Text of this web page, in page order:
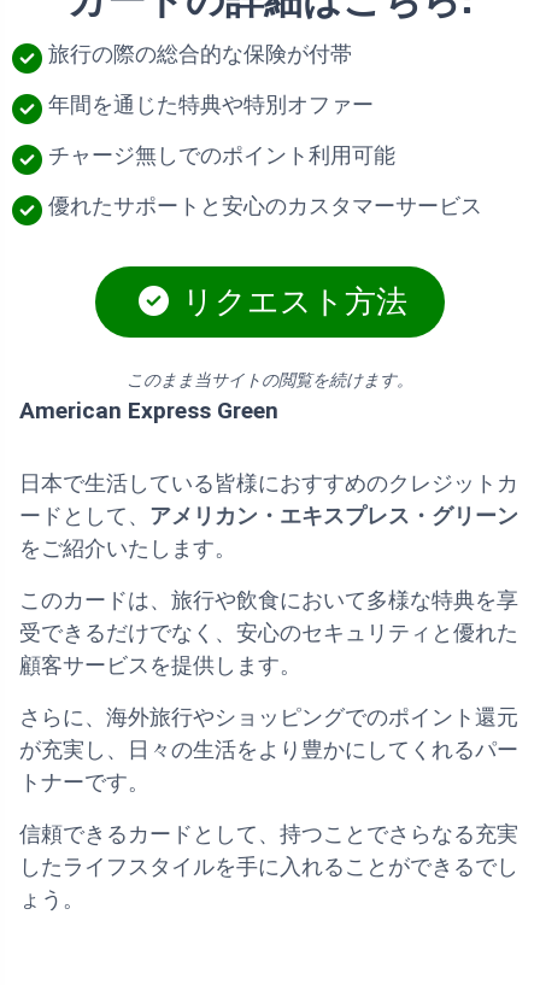
旅行の際の総合的な保険が付帯
年間を通じた特典や特別オファー
チャージ無しでのポイント利用可能
優れたサポートと安心のカスタマーサービス
リクエスト方法
このまま当サイトの閲覧を続けます。
American Express Green
日本で生活している皆様におすすめのクレジットカ
ードとして、 アメリカン・エキスプレス・グリーン
をご紹介いたします。
このカードは、旅行や飲食において多様な特典を享
受できるだけでなく、安心のセキュリティと優れた
顧客サービスを提供します。
さらに、海外旅行やショッピングでのポイント還元
が充実し、日々の生活をより豊かにしてくれるパー
トナーです。
信頼できるカードとして、持つことでさらなる充実
したライフスタイルを手に入れることができるでし
ょう。